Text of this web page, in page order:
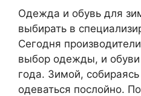
Одежда и обувь для
выбирать в
Сегодня
выбор одежды, и
года. Зимой,
одеваться послойно.